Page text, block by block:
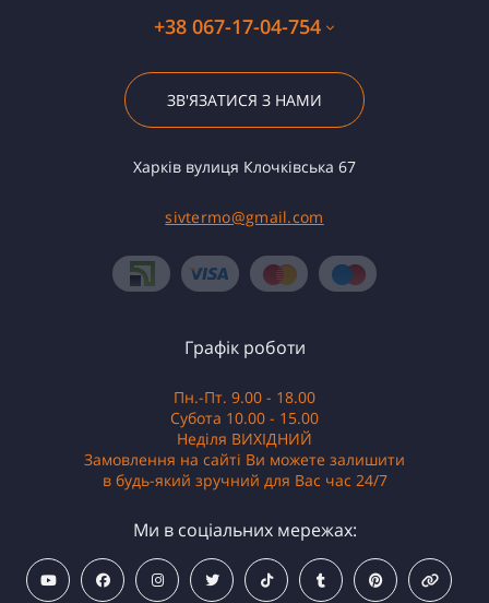
+38 067-17-04-754
ЗВ'ЯЗАТИСЯ З НАМИ
Харків вулиця Клочківська 67
sivtermo@gmail.com
Графік роботи
Пн.-Пт. 9.00 - 18.00
Субота 10.00 - 15.00
Неділя ВИХІДНИЙ
Замовлення на сайті Ви можете залишити
в будь-який зручний для Вас час 24/7
Ми в соціальних мережах: